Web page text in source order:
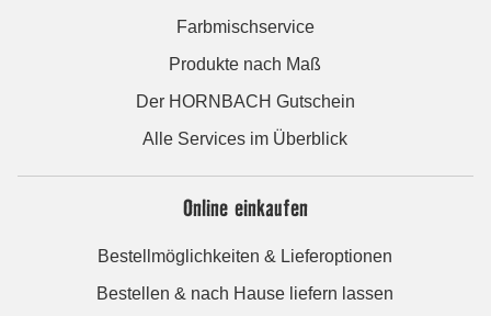
Farbmischservice
Produkte nach Maß
Der HORNBACH Gutschein
Alle Services im Überblick
Online einkaufen
Bestellmöglichkeiten & Lieferoptionen
Bestellen & nach Hause liefern lassen